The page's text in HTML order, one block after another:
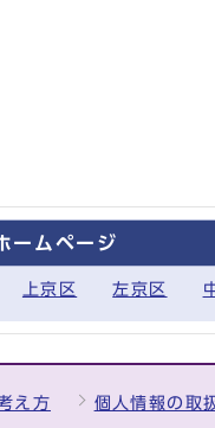
ームページ
上京区 左京区
え方 個人情報の取